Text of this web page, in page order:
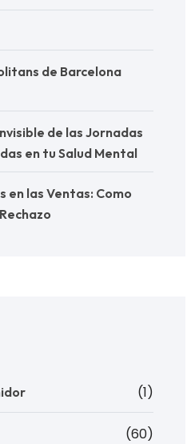
de Barcelona
de las Jornadas
en tu Salud Mental
en las Ventas: Como
(1)
(60)